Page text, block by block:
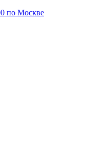
по Москве